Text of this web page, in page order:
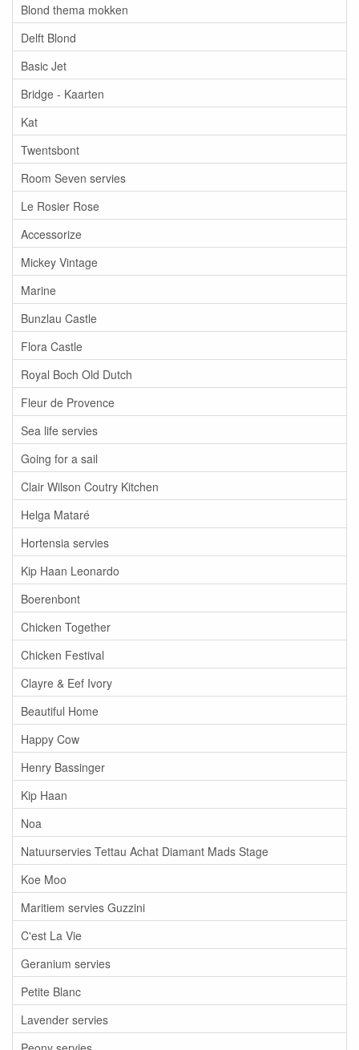
Blond thema mokken
Delft Blond
Basic Jet
Bridge - Kaarten
Kat
Twentsbont
Room Seven servies
Le Rosier Rose
Accessorize
Mickey Vintage
Marine
Bunzlau Castle
Flora Castle
Royal Boch Old Dutch
Fleur de Provence
Sea life servies
Going for a sail
Clair Wilson Coutry Kitchen
Helga Mataré
Hortensia servies
Kip Haan Leonardo
Boerenbont
Chicken Together
Chicken Festival
Clayre & Eef Ivory
Beautiful Home
Happy Cow
Henry Bassinger
Kip Haan
Noa
Natuurservies Tettau Achat Diamant Mads Stage
Koe Moo
Maritiem servies Guzzini
C'est La Vie
Geranium servies
Petite Blanc
Lavender servies